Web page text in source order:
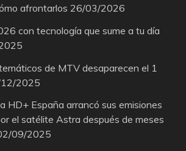
afrontarlos 26/03/2026
con tecnología que sume a tu día
de MTV desaparecen el 1
2025
HD+ España arrancó sus emisiones
el satélite Astra después de meses
09/2025